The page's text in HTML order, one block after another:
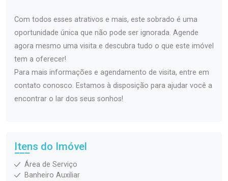
Com todos esses atrativos e mais, este sobrado é uma
oportunidade única que não pode ser ignorada. Agende
agora mesmo uma visita e descubra tudo o que este imóvel
tem a oferecer!
Para mais informações e agendamento de visita, entre em
contato conosco. Estamos à disposição para ajudar você a
encontrar o lar dos seus sonhos!
Itens do Imóvel
Área de Serviço
Banheiro Auxiliar